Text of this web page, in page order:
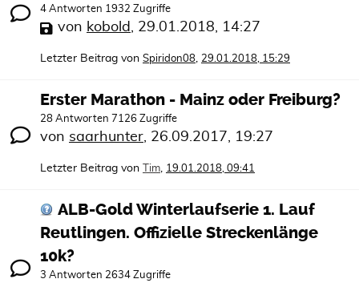
4 Antworten 1932 Zugriffe
von kobold 29.01.2018, 14:27
Letzter Beitrag von Spiridon08 29.01.2018, 15:29
Erster Marathon - Mainz oder Freiburg?
28 Antworten 7126 Zugriffe
von saarhunter 26.09.2017, 19:27
Letzter Beitrag von Tim 19.01.2018, 09:41
ALB-Gold Winterlaufserie 1. Lauf
Reutlingen. Offizielle Streckenlänge
10k?
3 Antworten 2634 Zugriffe